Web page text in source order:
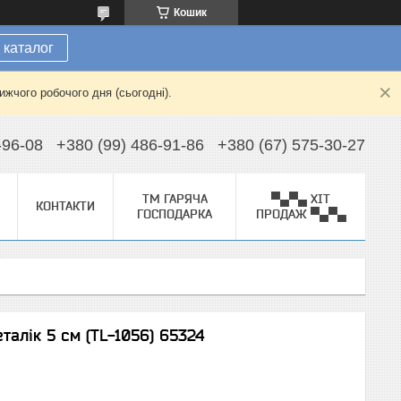
Кошик
робочого дня (сьогодні).
08 +380 (99) 486-91-86 +380 (67) 575-30-27
КОНТАКТИ
ТМ ГАРЯЧА
ГОСПОДАРКА
▀▄▀▄ ХІТ
ПРОДАЖ ▀▄▀▄
5 см (TL-1056) 65324